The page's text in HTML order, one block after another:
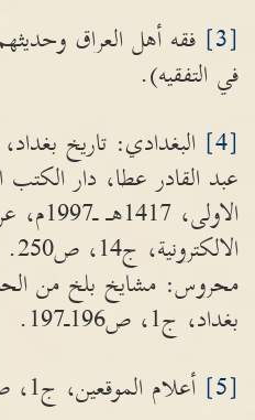
[3]
فقه أهل العراق
في التفقيه).
[4]
البغدادي: تاريخ
عبد القادر عطا، دار الكتب
محروس: مشايخ بلخ من
بغداد، ج1، ص196ـ197.
[5]
أعلام الموقعين، ج1، ص73.